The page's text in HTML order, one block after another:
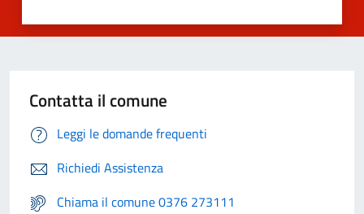
Contatta il comune
Leggi le domande frequenti
Richiedi Assistenza
Chiama il comune 0376 273111